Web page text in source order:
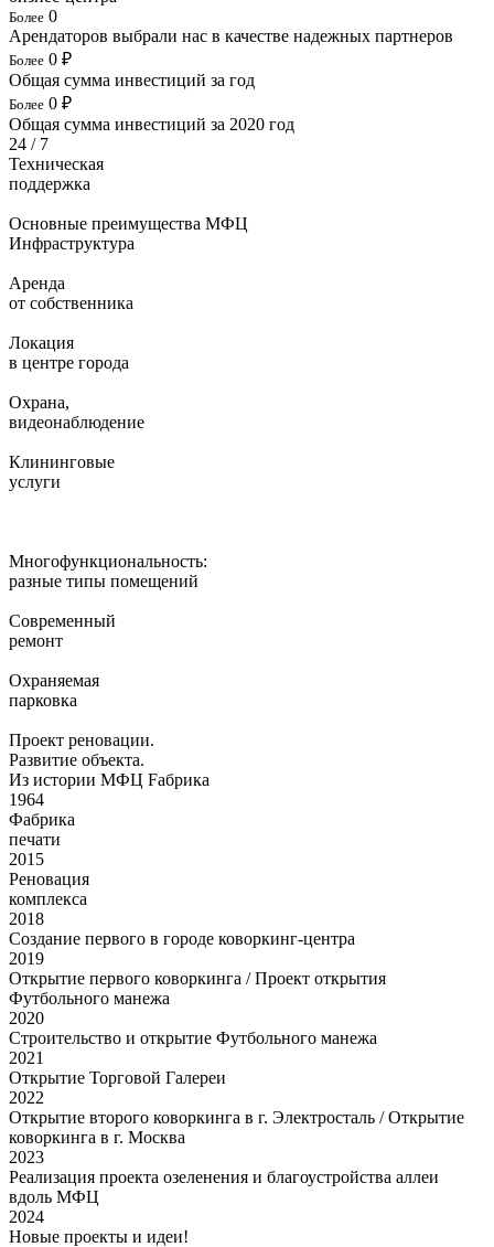
Более 0
Арендаторов выбрали нас в качестве надежных партнеров
Более 0 ₽
Общая сумма инвестиций за год
Более 0 ₽
Общая сумма инвестиций за 2020 год
24 / 7
Техническая
поддержка
Основные преимущества МФЦ
Инфраструктура
Аренда
от собственника
Локация
в центре города
Охрана,
видеонаблюдение
Клининговые
услуги
Многофункциональность:
разные типы помещений
Современный
ремонт
Охраняемая
парковка
Проект реновации.
Развитие объекта.
Из истории МФЦ Fабрика
1964
Фабрика
печати
2015
Реновация
комплекса
2018
Создание первого в городе коворкинг-центра
2019
Открытие первого коворкинга / Проект открытия
Футбольного манежа
2020
Строительство и открытие Футбольного манежа
2021
Открытие Торговой Галереи
2022
Открытие второго коворкинга в г. Электросталь / Открытие
коворкинга в г. Москва
2023
Реализация проекта озеленения и благоустройства аллеи
вдоль МФЦ
2024
Новые проекты и идеи!